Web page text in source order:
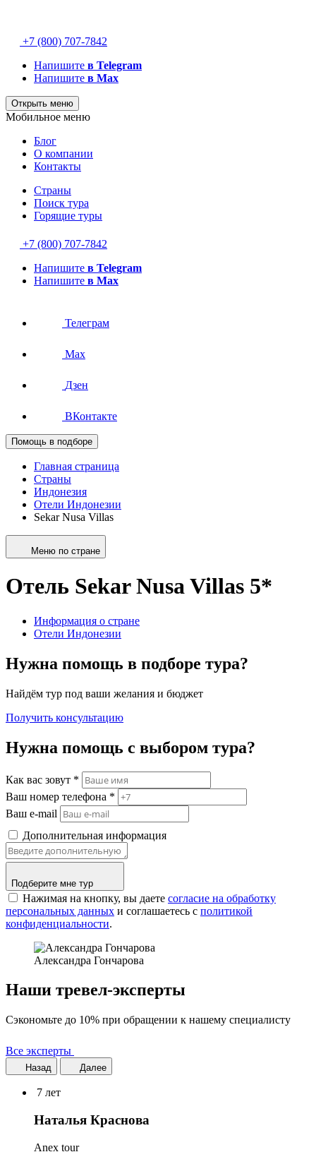
+7 (800) 707-7842
Напишите в Telegram
Напишите в Max
Открыть меню
Мобильное меню
Блог
О компании
Контакты
Страны
Поиск тура
Горящие туры
+7 (800) 707-7842
Напишите в Telegram
Напишите в Max
Телеграм
Max
Дзен
ВКонтакте
Помощь в подборе
Главная страница
Страны
Индонезия
Отели Индонезии
Sekar Nusa Villas
Меню по стране
Отель Sekar Nusa Villas 5*
Информация о стране
Отели Индонезии
Нужна помощь в подборе тура?
Найдём тур под ваши желания и бюджет
Получить консультацию
Нужна помощь с выбором тура?
Как вас зовут *
Ваш номер телефона *
Ваш e-mail
Дополнительная информация
Подберите мне тур
Нажимая на кнопку, вы даете согласие на обработку
персональных данных и соглашаетесь c политикой
конфиденциальности.
Александра Гончарова
Наши тревел-эксперты
Сэкономьте до 10% при обращении к нашему специалисту
Все эксперты
Назад Далее
7 лет
Наталья Краснова
Anex tour